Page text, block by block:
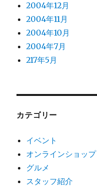
2004年12月
2004年11月
2004年10月
2004年7月
217年5月
カテゴリー
イベント
オンラインショップ
グルメ
スタッフ紹介